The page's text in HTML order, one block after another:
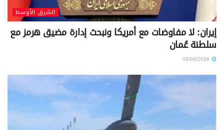
الشرق الأوسط
إيران: لا مفاوضات مع أمريكا ونبحث إدارة مضيق هرمز مع
سلطنة عُمان